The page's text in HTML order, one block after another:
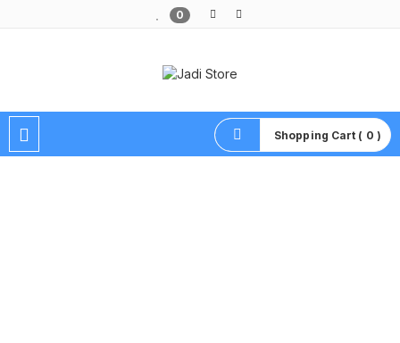
0
Shopping Cart ( 0 )